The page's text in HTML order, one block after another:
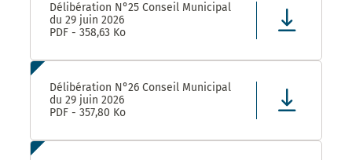
Délibération N°25 Conseil Municipal
du 29 juin 2026
PDF - 358,63 Ko
Délibération N°26 Conseil Municipal
du 29 juin 2026
PDF - 357,80 Ko